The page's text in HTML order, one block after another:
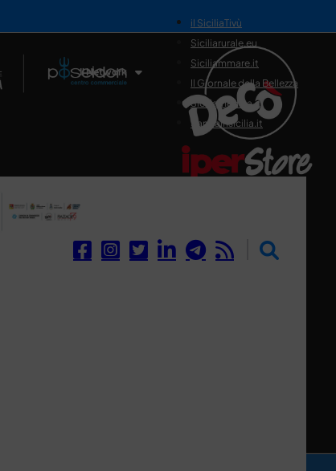
Il Network
il SiciliaTivù
Siciliarurale.eu
Siciliammare.it
Il Giornale della Bellezza
Siciliamedica.it
Sanitainsicilia.it